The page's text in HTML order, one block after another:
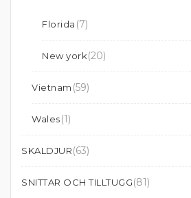
Florida (7)
New york(20)
Vietnam (59)
Wales(1)
SKALDJUR(63)
SNITTAR OCH TILLTUGG(81)